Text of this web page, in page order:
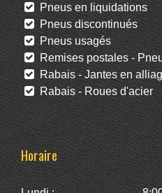
Pneus en liquidations
Pneus discontinués
Pneus usagés
Remises postales -
Rabais - Jantes en
Rabais - Roues d'acier
Horaire